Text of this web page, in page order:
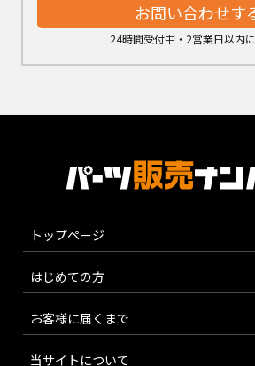
お問い合わせす
24時間受付中・2営業日以内
トップページ
はじめての方
お客様に届くまで
当サイトについて